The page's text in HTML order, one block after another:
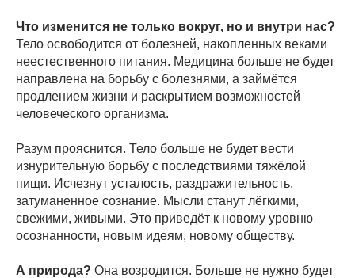
Что изменится не только вокруг, но и внутри нас?
Тело освободится от болезней, накопленных веками
неестественного питания. Медицина больше не будет
направлена на борьбу с болезнями, а займётся
продлением жизни и раскрытием возможностей
человеческого организма.
Разум прояснится. Тело больше не будет вести
изнурительную борьбу с последствиями тяжёлой
пищи. Исчезнут усталость, раздражительность,
затуманенное сознание. Мысли станут лёгкими,
свежими, живыми. Это приведёт к новому уровню
осознанности, новым идеям, новому обществу.
А природа? Она возродится. Больше не нужно будет